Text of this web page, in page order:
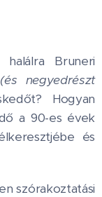
Bruneri
(és negyedrészt
Hogyan
a 90-es évek
és
szórakoztatási